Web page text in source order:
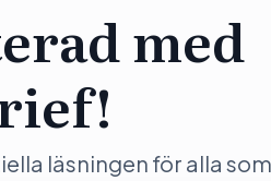
med
läsningen för alla